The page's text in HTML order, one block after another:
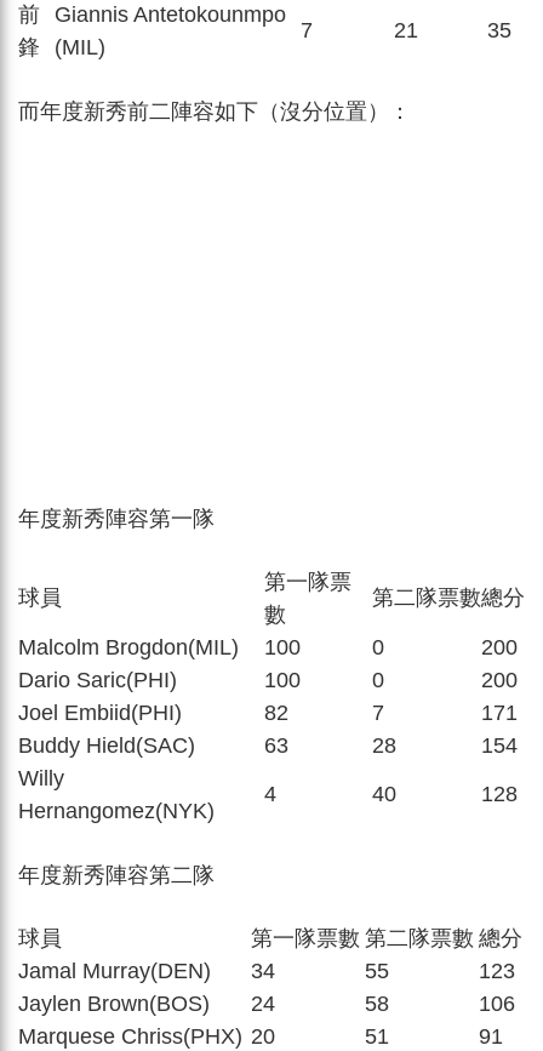
前
鋒
Giannis Antetokounmpo
(MIL)
7 21 35
而年度新秀前二陣容如下（沒分位置）：
年度新秀陣容第一隊
球員
第一隊票
數
第二隊票數總分
Malcolm Brogdon(MIL) 100 0
200
Dario Saric(PHI)
100 0
200
Joel Embiid(PHI)
82 7
171
Buddy Hield(SAC)
63 28
154
Willy
Hernangomez(NYK)
4 40 128
年度新秀陣容第二隊
球員 第一隊票數 第二隊票數 總分
Jamal Murray(DEN)
34 55
123
Jaylen Brown(BOS)
24 58
106
Marquese Chriss(PHX) 20 51
91